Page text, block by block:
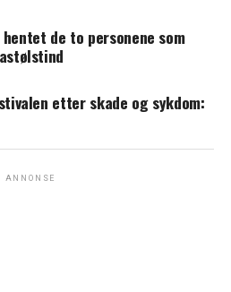
de to personene som
etter skade og sykdom:
ANNONSE